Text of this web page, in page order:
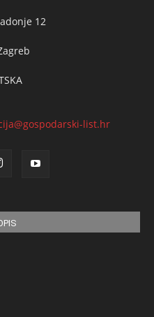
12
list.hr